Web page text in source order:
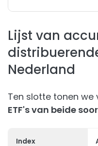
Lijst van
Nederland
Ten slotte tonen we
ETF's van beide
Index